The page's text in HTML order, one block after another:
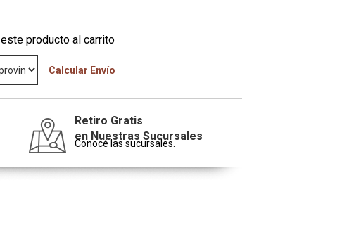
producto al carrito
Calcular Envío
Retiro Gratis
en Nuestras Sucursales
Conocé las sucursales.